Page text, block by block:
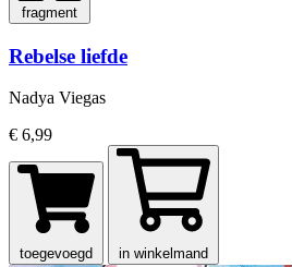
fragment
Rebelse liefde
Nadya Viegas
€ 6,99
toegevoegd in winkelmand